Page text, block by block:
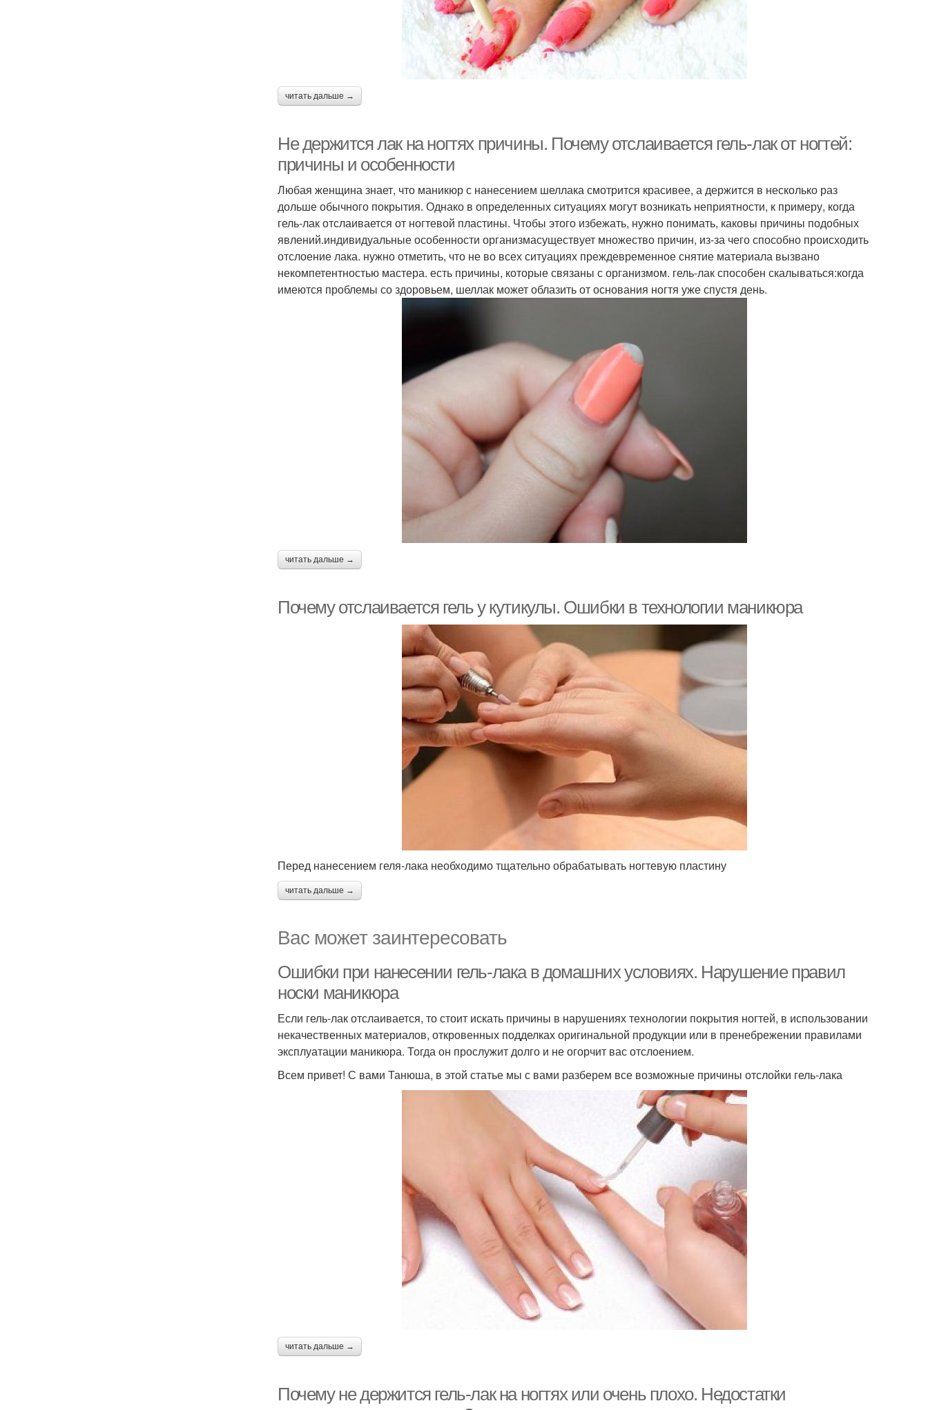
читать дальше →
Не держится лак на ногтях причины. Почему отслаивается гель-лак от ногтей:
причины и особенности
Любая женщина знает, что маникюр с нанесением шеллака смотрится красивее, а держится в несколько раз
дольше обычного покрытия. Однако в определенных ситуациях могут возникать неприятности, к примеру, когда
гель-лак отслаивается от ногтевой пластины. Чтобы этого избежать, нужно понимать, каковы причины подобных
явлений.индивидуальные особенности организмасуществует множество причин, из-за чего способно происходить
отслоение лака. нужно отметить, что не во всех ситуациях преждевременное снятие материала вызвано
некомпетентностью мастера. есть причины, которые связаны с организмом. гель-лак способен скалываться:когда
имеются проблемы со здоровьем, шеллак может облазить от основания ногтя уже спустя день.
читать дальше →
Почему отслаивается гель у кутикулы. Ошибки в технологии маникюра
Перед нанесением геля-лака необходимо тщательно обрабатывать ногтевую пластину
читать дальше →
Вас может заинтересовать
Ошибки при нанесении гель-лака в домашних условиях. Нарушение правил
носки маникюра
Если гель-лак отслаивается, то стоит искать причины в нарушениях технологии покрытия ногтей, в использовании
некачественных материалов, откровенных подделках оригинальной продукции или в пренебрежении правилами
эксплуатации маникюра. Тогда он прослужит долго и не огорчит вас отслоением.
Всем привет! С вами Танюша, в этой статье мы с вами разберем все возможные причины отслойки гель-лака
читать дальше →
Почему не держится гель-лак на ногтях или очень плохо. Недостатки